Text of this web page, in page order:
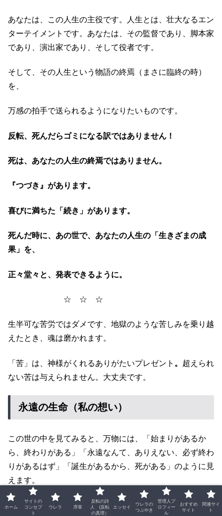
あなたは、この人生の主役です。人生とは、壮大なるエン
ターテイメントです。あなたは、その監督であり、脚本家
であり、演出家であり、そして役者です。
そして、その人生という物語の終焉（まさに臨終の時）
を、
万感の拍手で送られるようになりたいものです。
反転、死んだらゴミになる訳ではありません！
死は、あなたの人生の終焉ではありません。
『つづき』があります。
喜びに満ちた「続き」があります。
死んだ時に、あの世で、あなたの人生の「生きざまの成
果」を、
正々堂々と、発表できるように。
☆ ☆ ☆
生半可な苦労ではダメです、地獄のような苦しみを乗り越
えたとき、魂は磨かれます。
「苦」は、神様がくれるありがたいプレゼント 。 超えられ
ない苦は与えられません。大丈夫です。
永遠の生命（私の想い）
この世の中を見てみると、万物には、「始まりがあるか
ら、終わりがある」「永遠なんて、ありえない、必ず終わ
りがあるはず」「誕生があるから、死がある」のように見
えます。
が、しかし
ホーム
サイトの
コンセプ
ト
ウレラ 序章
反転の詩
人 (反転
の真理）
エッセイ
ウレラの
つぶやき
管理人プ
ロフィー
ル
おすすめ
サイト
関連サイ
ト